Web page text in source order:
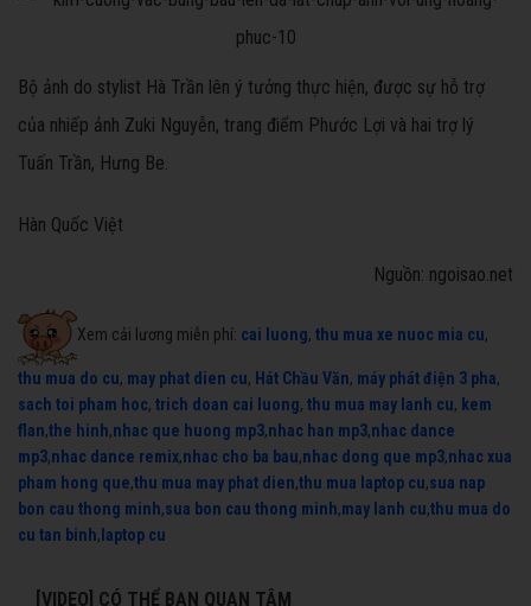
Bộ ảnh do stylist Hà Trần lên ý tưởng thực hiện, được sự hỗ trợ
của nhiếp ảnh Zuki Nguyễn, trang điểm Phước Lợi và hai trợ lý
Tuấn Trần, Hưng Be.
Hàn Quốc Việt
Nguồn: ngoisao.net
Xem cải lương miễn phí: cai luong, thu mua xe nuoc mia cu,
thu mua do cu, may phat dien cu, Hát Chầu Văn, máy phát điện 3 pha,
sach toi pham hoc, trich doan cai luong, thu mua may lanh cu, kem
flan,the hinh,nhac que huong mp3,nhac han mp3,nhac dance
mp3,nhac dance remix,nhac cho ba bau,nhac dong que mp3,nhac xua
pham hong que,thu mua may phat dien,thu mua laptop cu,sua nap
bon cau thong minh,sua bon cau thong minh,may lanh cu,thu mua do
cu tan binh, laptop cu
[VIDEO] CÓ THỂ BẠN QUAN TÂM